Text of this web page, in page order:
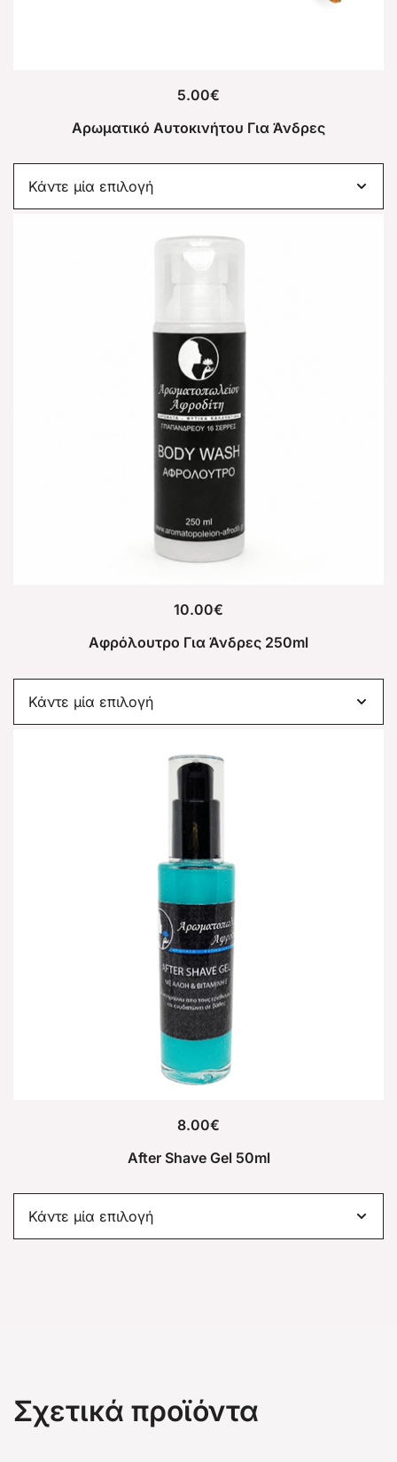
5.00€
Αρωματικό Αυτοκινήτου Για Άνδρες
10.00€
Αφρόλουτρο Για Άνδρες 250ml
8.00€
After Shave Gel 50ml
Σχετικά προϊόντα